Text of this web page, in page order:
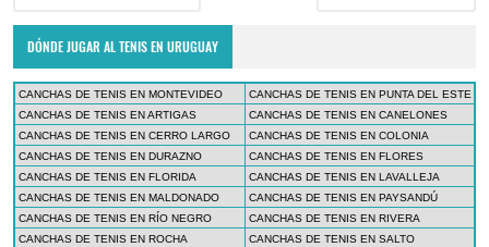
DÓNDE JUGAR AL TENIS EN URUGUAY
CANCHAS DE TENIS EN MONTEVIDEO
CANCHAS DE TENIS EN PUNTA DEL ESTE
CANCHAS DE TENIS EN ARTIGAS
CANCHAS DE TENIS EN CANELONES
CANCHAS DE TENIS EN CERRO LARGO
CANCHAS DE TENIS EN COLONIA
CANCHAS DE TENIS EN DURAZNO
CANCHAS DE TENIS EN FLORES
CANCHAS DE TENIS EN FLORIDA
CANCHAS DE TENIS EN LAVALLEJA
CANCHAS DE TENIS EN MALDONADO
CANCHAS DE TENIS EN PAYSANDÚ
CANCHAS DE TENIS EN RÍO NEGRO
CANCHAS DE TENIS EN RIVERA
CANCHAS DE TENIS EN ROCHA
CANCHAS DE TENIS EN SALTO